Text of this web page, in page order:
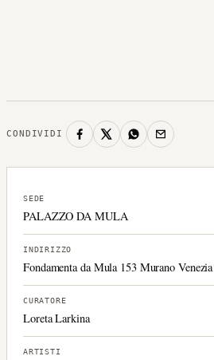
CONDIVIDI
SEDE
PALAZZO DA MULA
INDIRIZZO
Fondamenta da Mula 153 Murano Venezia
CURATORE
Loreta Larkina
ARTISTI